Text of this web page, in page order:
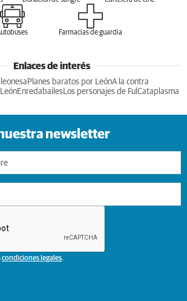
Farmacias de guardia
Enlaces de interés
Planes baratos por LeónA la contra
EnredabailesLos personajes de Ful Cataplasma
newsletter
condiciones legales.